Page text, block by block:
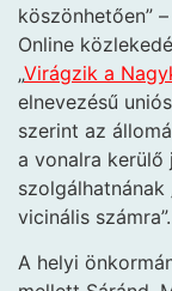
köszönhetően”
Online
„Virágzik a
elnevezésű
szerint az
a vonalra kerülő
vicinális számra”.
A helyi